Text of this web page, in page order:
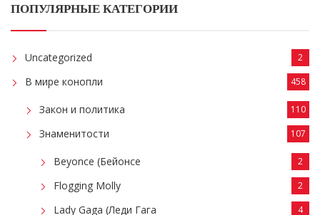
ПОПУЛЯРНЫЕ КАТЕГОРИИ
Uncategorized 2
В мире конопли 458
Закон и политика 110
Знаменитости 107
Beyonce (Бейонсе 2
Flogging Molly 2
Lady Gaga (Леди Гага 4